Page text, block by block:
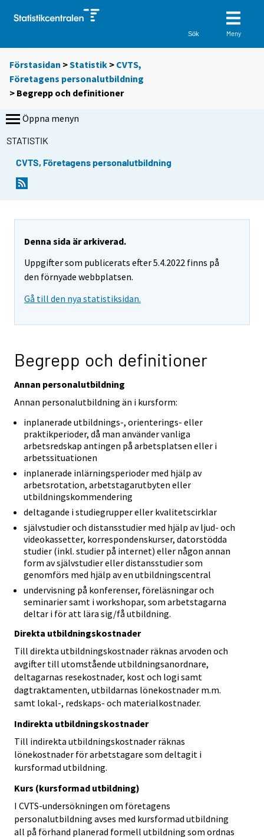
Sök Meny
Förstasidan >Statistik > CVTS,
Företagens personalutbildning
> Begrepp och definitioner
Öppna menyn
STATISTIK
CVTS, Företagens personalutbildning
Denna sida är arkiverad.
Uppgifter som publicerats efter 5.4.2022 finns på
den förnyade webbplatsen.
Gå till den nya statistiksidan.
Begrepp och definitioner
Annan personalutbildning
Annan personalutbildning än i kursform:
inplanerade utbildnings-, orienterings- eller
praktikperioder, då man använder vanliga
arbetsredskap antingen på arbetsplatsen eller i
arbetssituationen
inplanerade inlärningsperioder med hjälp av
arbetsrotation, arbetstagarutbyten eller
utbildningskommendering
deltagande i studiegrupper eller kvalitetscirklar
självstudier och distansstudier med hjälp av ljud- och
videokassetter, korrespondenskurser, datorstödda
studier (inkl. studier på internet) eller någon annan
form av självstudier eller distansstudier som
genomförs med hjälp av en utbildningscentral
undervisning på konferenser, föreläsningar och
seminarier samt i workshopar, som arbetstagarna
deltar i för att lära sig/få utbildning.
Direkta utbildningskostnader
Till direkta utbildningskostnader räknas arvoden och
avgifter till utomstående utbildningsanordnare,
deltagarnas resekostnader, kost och logi samt
dagtraktamenten, utbildarnas lönekostnader m.m.
samt lokal-, redskaps- och materialkostnader.
Indirekta utbildningskostnader
Till indirekta utbildningskostnader räknas
lönekostnader för arbetstagare som deltagit i
kursformad utbildning.
Kurs (kursformad utbildning)
I CVTS-undersökningen om företagens
personalutbildning avses med kursformad utbildning
all på förhand planerad formell utbildning som ordnas